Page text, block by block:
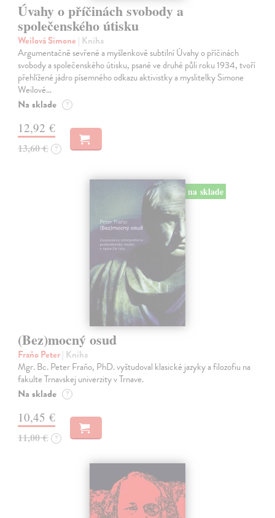
Úvahy o příčinách svobody a
společenského útisku
Weilová Simone | Kniha
Argumentačně sevřené a myšlenkově subtilní Úvahy o příčinách
svobody a společenského útisku, psané ve druhé půli roku 1934, tvoří
přehlížené jádro písemného odkazu aktivistky a myslitelky Simone
Weilové…
Na sklade ?
12,92 €
13,60 € ?
na sklade
(Bez)mocný osud
Fraňo Peter| Kniha
Mgr. Bc. Peter Fraňo, PhD. vyštudoval klasické jazyky a filozofiu na
fakulte Trnavskej univerzity v Trnave.
Na sklade ?
10,45 €
11,00 € ?